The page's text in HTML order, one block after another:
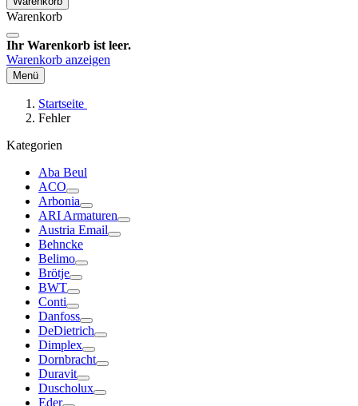
Warenkorb
Ihr Warenkorb ist leer.
Warenkorb anzeigen
Menü
Startseite
Fehler
Kategorien
Aba Beul
ACO
Arbonia
ARI Armaturen
Austria Email
Behncke
Belimo
Brötje
BWT
Conti
Danfoss
DeDietrich
Dimplex
Dornbracht
Duravit
Duscholux
Eder